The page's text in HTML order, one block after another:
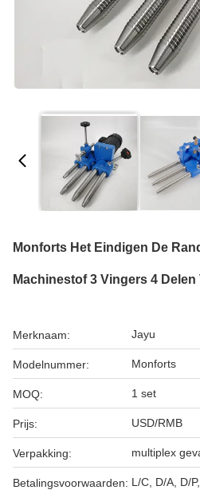
Monforts Het Eindigen De
Machinestof 3 Vingers 4
Merknaam: Jayu
Modelnummer: Monforts
MOQ: 1 set
Prijs: USD/RMB
Verpakking: multiplex
Betalingsvoorwaarden: L/C, D/A, D/